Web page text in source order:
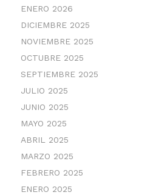
ENERO 2026
DICIEMBRE 2025
NOVIEMBRE 2025
OCTUBRE 2025
SEPTIEMBRE 2025
JULIO 2025
JUNIO 2025
MAYO 2025
ABRIL 2025
MARZO 2025
FEBRERO 2025
ENERO 2025